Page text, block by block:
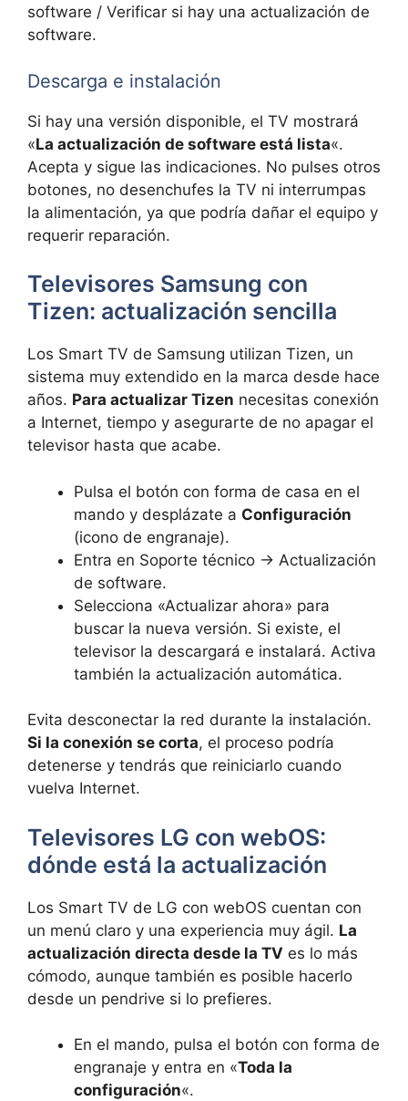
software / Verificar si hay una actualización de
software.
Descarga e instalación
Si hay una versión disponible, el TV mostrará
«La actualización de software está lista«.
Acepta y sigue las indicaciones. No pulses otros
botones, no desenchufes la TV ni interrumpas
la alimentación, ya que podría dañar el equipo y
requerir reparación.
Televisores Samsung con
Tizen: actualización sencilla
Los Smart TV de Samsung utilizan Tizen, un
sistema muy extendido en la marca desde hace
años. Para actualizar Tizen necesitas conexión
a Internet, tiempo y asegurarte de no apagar el
televisor hasta que acabe.
Pulsa el botón con forma de casa en el
mando y desplázate a Configuración
(icono de engranaje).
Entra en Soporte técnico → Actualización
de software.
Selecciona «Actualizar ahora» para
buscar la nueva versión. Si existe, el
televisor la descargará e instalará. Activa
también la actualización automática.
Evita desconectar la red durante la instalación.
Si la conexión se corta, el proceso podría
detenerse y tendrás que reiniciarlo cuando
vuelva Internet.
Televisores LG con webOS:
dónde está la actualización
Los Smart TV de LG con webOS cuentan con
un menú claro y una experiencia muy ágil. La
actualización directa desde la TV es lo más
cómodo, aunque también es posible hacerlo
desde un pendrive si lo prefieres.
En el mando, pulsa el botón con forma de
engranaje y entra en «Toda la
configuración«.